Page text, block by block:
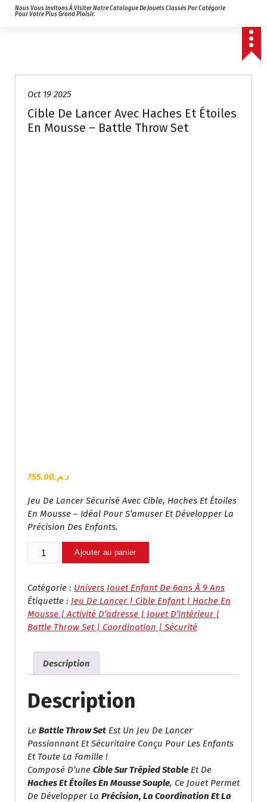
Nous Vous Invitons À Visiter Notre Catalogue De Jouets Classés Par Catégorie
Pour Votre Plus Grand Plaisir.
Oct 19 2025
Cible De Lancer Avec Haches Et Étoiles
En Mousse – Battle Throw Set
د.م.755.00
Jeu De Lancer Sécurisé Avec Cible, Haches Et Étoiles
En Mousse – Idéal Pour S’amuser Et Développer La
Précision Des Enfants.
Quantité
De
Lancer
Avec
Haches
Étoiles
–
Battle
Set
Ajouter au panier
Catégorie : Univers Jouet Enfant De 6ans À 9 Ans
Étiquette : Jeu De Lancer | Cible Enfant | Hache En
Mousse | Activité D’adresse | Jouet D’intérieur |
Battle Throw Set | Coordination | Sécurité
Description
Description
Le Battle Throw Set Est Un Jeu De Lancer
Passionnant Et Sécuritaire Conçu Pour Les Enfants
Et Toute La Famille !
Composé D’une Cible Sur Trépied Stable Et De
Haches Et Étoiles En Mousse Souple, Ce Jouet Permet
De Développer La Précision, La Coordination Et La